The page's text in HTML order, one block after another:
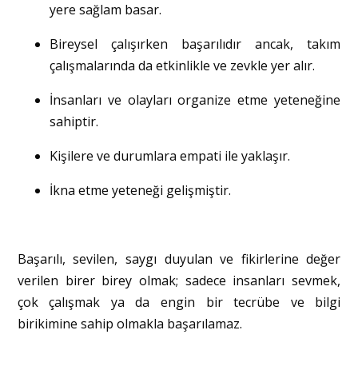
yere sağlam basar.
Bireysel çalışırken başarılıdır ancak, takım
çalışmalarında da etkinlikle ve zevkle yer alır.
İnsanları ve olayları organize etme yeteneğine
sahiptir.
Kişilere ve durumlara empati ile yaklaşır.
İkna etme yeteneği gelişmiştir.
Başarılı, sevilen, saygı duyulan ve fikirlerine değer
verilen birer birey olmak; sadece insanları sevmek,
çok çalışmak ya da engin bir tecrübe ve bilgi
birikimine sahip olmakla başarılamaz.